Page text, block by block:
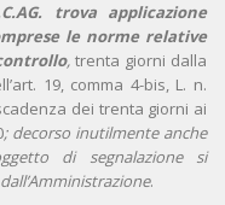
trova applicazione
le norme relative
, trenta giorni dalla
19, comma 4-bis, L. n.
dei trenta giorni ai
; decorso inutilmente anche
di segnalazione si
.